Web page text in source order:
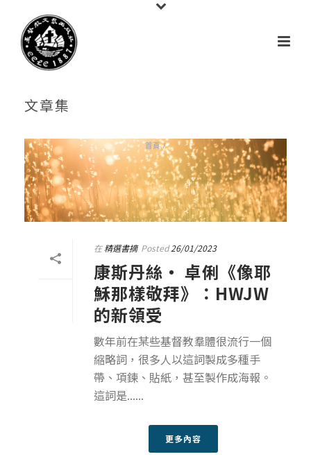
文章集
首頁/
在精選書摘 Posted 26/01/2023
康斯丹絲‧ 卓俐《像耶
穌那樣敬拜》：HWJW
的新領受
數年前在某些基督教羣體很流行一個
縮略詞，很多人以這詞製成多種手
帶、項鍊、貼紙，甚至製作成海報。
這詞是......
更多內容